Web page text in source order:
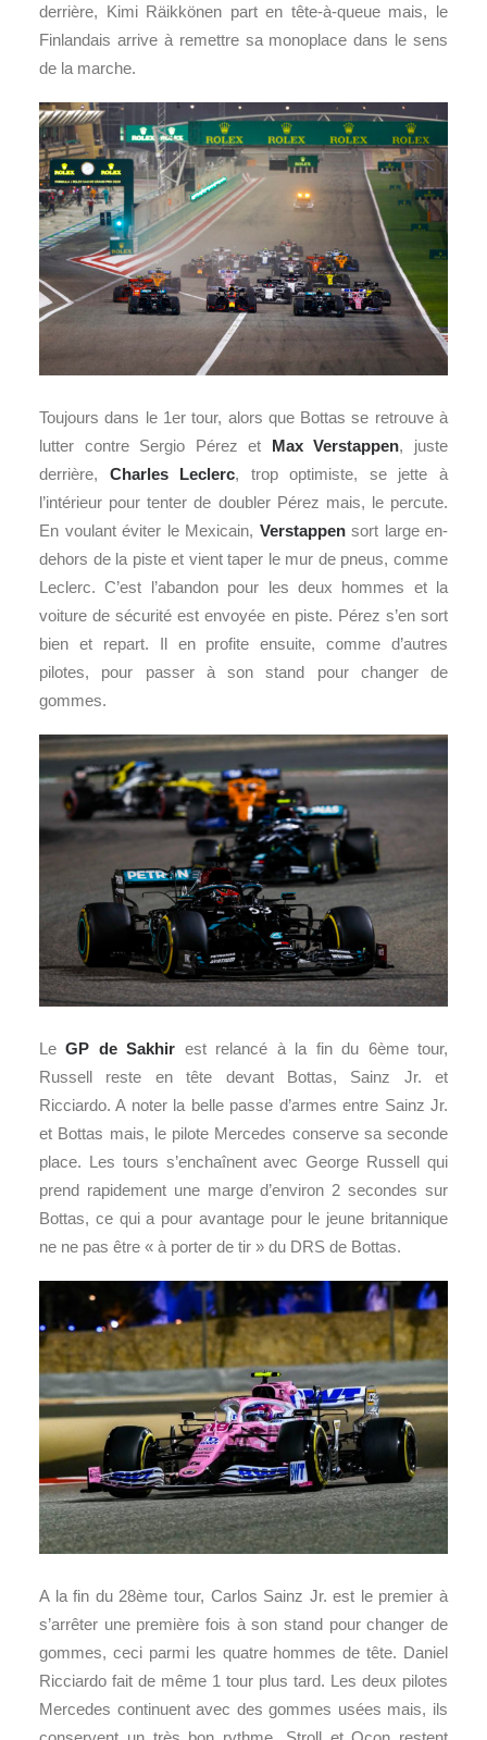
derrière, Kimi Räikkönen part en tête-à-queue mais, le
Finlandais arrive à remettre sa monoplace dans le sens
de la marche.
Toujours dans le 1er tour, alors que Bottas se retrouve à
lutter contre Sergio Pérez et Max Verstappen, juste
derrière, Charles Leclerc, trop optimiste, se jette à
l’intérieur pour tenter de doubler Pérez mais, le percute.
En voulant éviter le Mexicain, Verstappensort large en-
dehors de la piste et vient taper le mur de pneus, comme
Leclerc. C’est l’abandon pour les deux hommes et la
voiture de sécurité est envoyée en piste. Pérez s’en sort
bien et repart. Il en profite ensuite, comme d’autres
pilotes, pour passer à son stand pour changer de
gommes.
LeGP de Sakhir est relancé à la fin du 6ème tour,
Russell reste en tête devant Bottas, Sainz Jr. et
Ricciardo. A noter la belle passe d’armes entre Sainz Jr.
et Bottas mais, le pilote Mercedes conserve sa seconde
place. Les tours s’enchaînent avec George Russell qui
prend rapidement une marge d’environ 2 secondes sur
Bottas, ce qui a pour avantage pour le jeune britannique
ne ne pas être « à porter de tir » du DRS de Bottas.
A la fin du 28ème tour, Carlos Sainz Jr. est le premier à
s’arrêter une première fois à son stand pour changer de
gommes, ceci parmi les quatre hommes de tête. Daniel
Ricciardo fait de même 1 tour plus tard. Les deux pilotes
Mercedes continuent avec des gommes usées mais, ils